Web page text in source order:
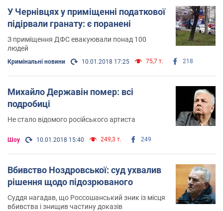
У Чернівцях у приміщенні податкової
підірвали гранату: є поранені
З приміщення ДФС евакуювали понад 100
людей
Кримінальні новини 10.01.2018 17:25 75,7 т. 218
Михайло Державін помер: всі
подробиці
Не стало відомого російського артиста
Шоу 10.01.2018 15:40 249,3 т. 249
Вбивство Ноздровської: суд ухвалив
рішення щодо підозрюваного
Суддя нагадав, що Россошанський зник із місця
вбивства і знищив частину доказів